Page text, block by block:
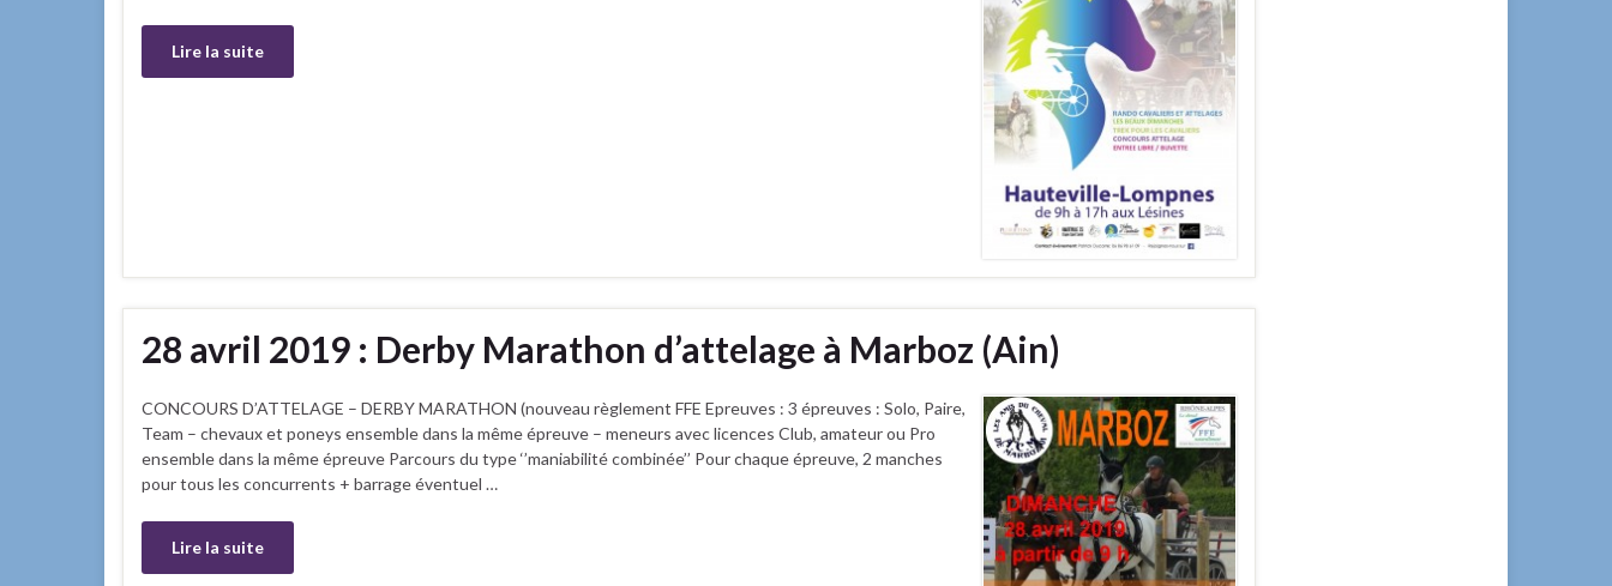
Lire la suite
28 avril 2019 : Derby Marathon d’attelage à Marboz (Ain)
CONCOURS D’ATTELAGE – DERBY MARATHON (nouveau règlement FFE Epreuves : 3 épreuves : Solo, Paire,
Team – chevaux et poneys ensemble dans la même épreuve – meneurs avec licences Club, amateur ou Pro
ensemble dans la même épreuve Parcours du type ‘’maniabilité combinée’’ Pour chaque épreuve, 2 manches
pour tous les concurrents + barrage éventuel …
Lire la suite